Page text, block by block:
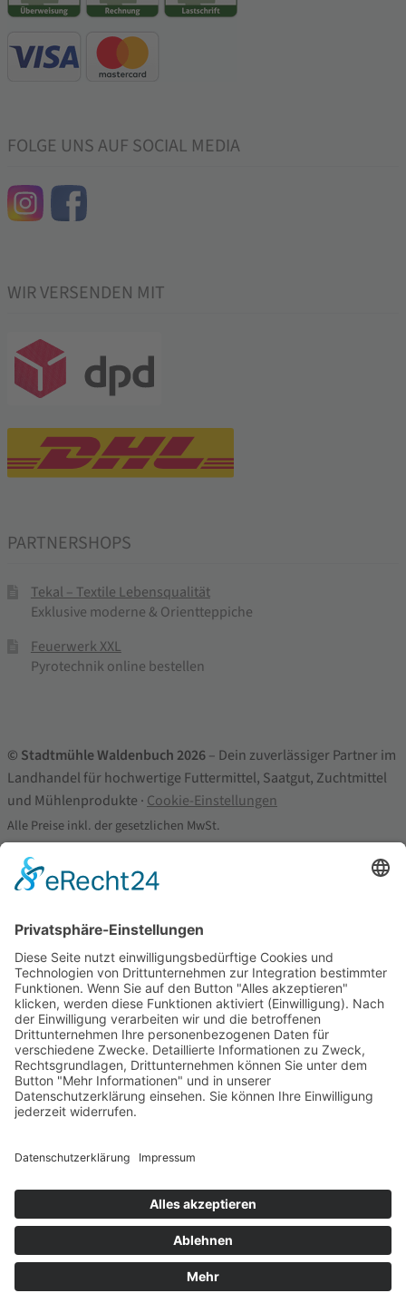
FOLGE UNS AUF SOCIAL MEDIA
WIR VERSENDEN MIT
PARTNERSHOPS
Tekal – Textile Lebensqualität
Exklusive moderne & Orientteppiche
Feuerwerk XXL
Pyrotechnik online bestellen
© Stadtmühle Waldenbuch 2026– Dein zuverlässiger Partner im
Landhandel für hochwertige Futtermittel, Saatgut, Zuchtmittel
und Mühlenprodukte · Cookie-Einstellungen
Alle Preise inkl. der gesetzlichen MwSt.
Die durchgestrichenen Preise entsprechen dem bisherigen Preis in
diesem Online-Shop.